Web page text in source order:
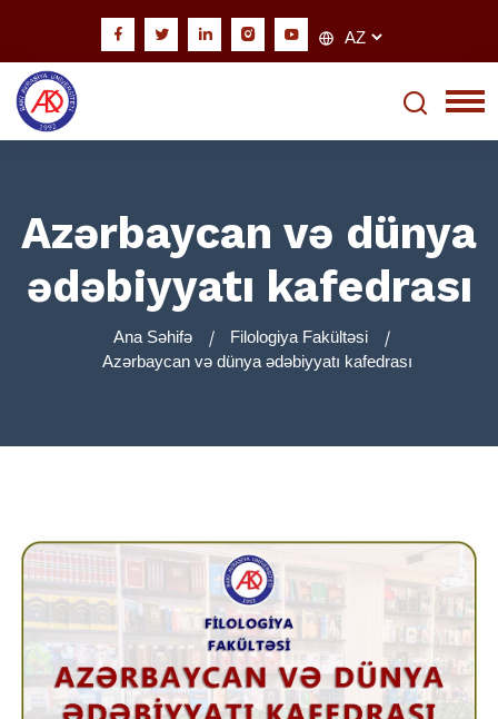
Azərbaycan və dünya
ədəbiyyatı kafedrası
Ana Səhifə
Filologiya Fakültəsi
Azərbaycan və dünya ədəbiyyatı kafedrası